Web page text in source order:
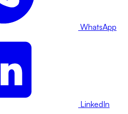
WhatsApp
LinkedIn